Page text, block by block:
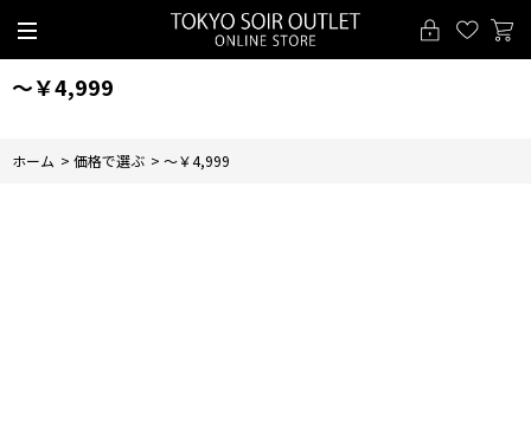
～￥4,999
ホーム > 価格で選ぶ > ～￥4,999